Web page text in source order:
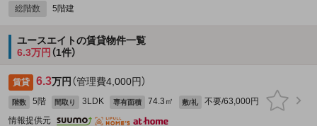
総階数 5階建
ユースエイトの賃貸物件一覧
6.3万円 （1件）
賃貸 6.3万円 （管理費4,000円）
階数 5階 間取り 3LDK 専有面積 74.3㎡ 敷/礼
不要/63,000円
情報提供元